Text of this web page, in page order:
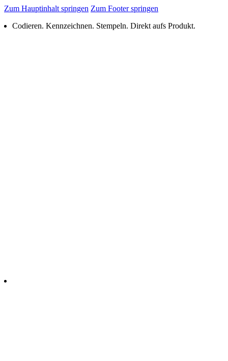
Zum Hauptinhalt springen Zum Footer springen
Codieren. Kennzeichnen. Stempeln. Direkt aufs Produkt.